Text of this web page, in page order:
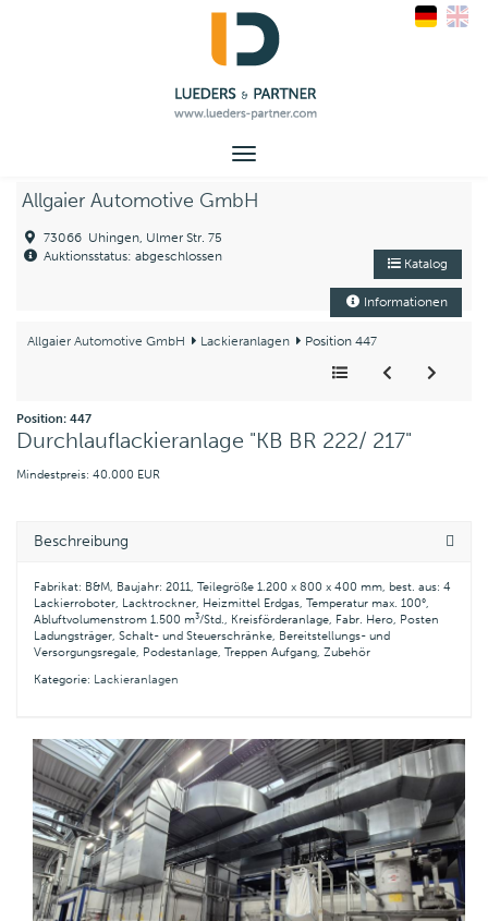
Toggle
Allgaier Automotive GmbH
73066 Uhingen, Ulmer Str. 75
Auktionsstatus: abgeschlossen
Katalog
Informationen
Allgaier Automotive GmbH Lackieranlagen Position 447
Position: 447
Durchlauflackieranlage "KB BR 222/ 217"
Mindestpreis: 40.000 EUR
Beschreibung
Fabrikat: B&M, Baujahr: 2011, Teilegröße 1.200 x 800 x 400 mm, best. aus: 4
Lackierroboter, Lacktrockner, Heizmittel Erdgas, Temperatur max. 100°,
Abluftvolumenstrom 1.500 m³/Std., Kreisförderanlage, Fabr. Hero, Posten
Ladungsträger, Schalt- und Steuerschränke, Bereitstellungs- und
Versorgungsregale, Podestanlage, Treppen Aufgang, Zubehör
Kategorie: Lackieranlagen